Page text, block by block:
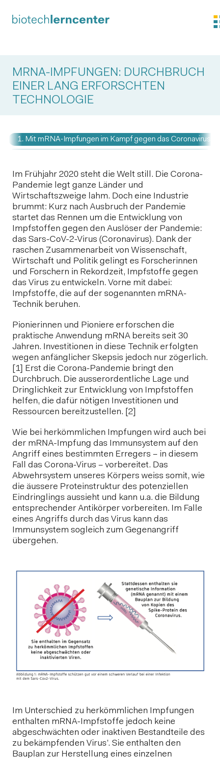
MRNA-IMPFUNGEN: DURCHBRUCH
EINER LANG ERFORSCHTEN
TECHNOLOGIE
1. Mit mRNA-Impfungen im Kampf gegen das Coronavirus
Im Frühjahr 2020 steht die Welt still. Die Corona-
Pandemie legt ganze Länder und
Wirtschaftszweige lahm. Doch eine Industrie
brummt: Kurz nach Ausbruch der Pandemie
startet das Rennen um die Entwicklung von
Impfstoffen gegen den Auslöser der Pandemie:
das Sars-CoV-2-Virus (Coronavirus). Dank der
raschen Zusammenarbeit von Wissenschaft,
Wirtschaft und Politik gelingt es Forscherinnen
und Forschern in Rekordzeit, Impfstoffe gegen
das Virus zu entwickeln. Vorne mit dabei:
Impfstoffe, die auf der sogenannten mRNA-
Technik beruhen.
Pionierinnen und Pioniere erforschen die
praktische Anwendung mRNA bereits seit 30
Jahren. Investitionen in diese Technik erfolgten
wegen anfänglicher Skepsis jedoch nur zögerlich.
[1] Erst die Corona-Pandemie bringt den
Durchbruch. Die ausserordentliche Lage und
Dringlichkeit zur Entwicklung von Impfstoffen
helfen, die dafür nötigen Investitionen und
Ressourcen bereitzustellen. [2]
Wie bei herkömmlichen Impfungen wird auch bei
der mRNA-Impfung das Immunsystem auf den
Angriff eines bestimmten Erregers – in diesem
Fall das Corona-Virus – vorbereitet. Das
Abwehrsystem unseres Körpers weiss somit, wie
die äussere Proteinstruktur des potenziellen
Eindringlings aussieht und kann u.a. die Bildung
entsprechender Antikörper vorbereiten. Im Falle
eines Angriffs durch das Virus kann das
Immunsystem sogleich zum Gegenangriff
übergehen.
Im Unterschied zu herkömmlichen Impfungen
enthalten mRNA-Impfstoffe jedoch keine
abgeschwächten oder inaktiven Bestandteile des
zu bekämpfenden Virus’. Sie enthalten den
Bauplan zur Herstellung eines einzelnen